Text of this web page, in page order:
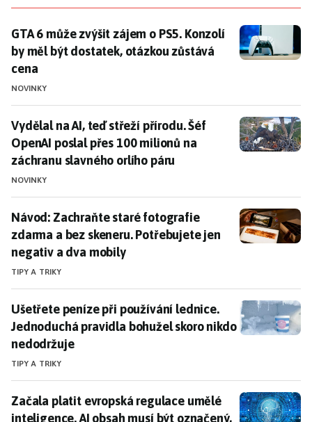
GTA 6 může zvýšit zájem o PS5. Konzolí by měl být
GTA 6 může zvýšit zájem o PS5. Konzolí
by měl být dostatek, otázkou zůstává
cena
NOVINKY
Vydělal na AI, teď střeží přírodu. Šéf OpenAI poslal
Vydělal na AI, teď střeží přírodu. Šéf
OpenAI poslal přes 100 milionů na
záchranu slavného orlího páru
NOVINKY
Návod: Zachraňte staré fotografie zdarma a bez
Návod: Zachraňte staré fotografie
zdarma a bez skeneru. Potřebujete jen
negativ a dva mobily
TIPY A TRIKY
Ušetřete peníze při používání lednice. Jednoduchá
Ušetřete peníze při používání lednice.
Jednoduchá pravidla bohužel skoro nikdo
nedodržuje
TIPY A TRIKY
Začala platit evropská regulace umělé inteligence.
Začala platit evropská regulace umělé
inteligence. AI obsah musí být označený,